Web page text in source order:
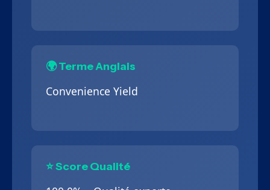
🌍 Terme Anglais
Convenience Yield
⭐ Score Qualité